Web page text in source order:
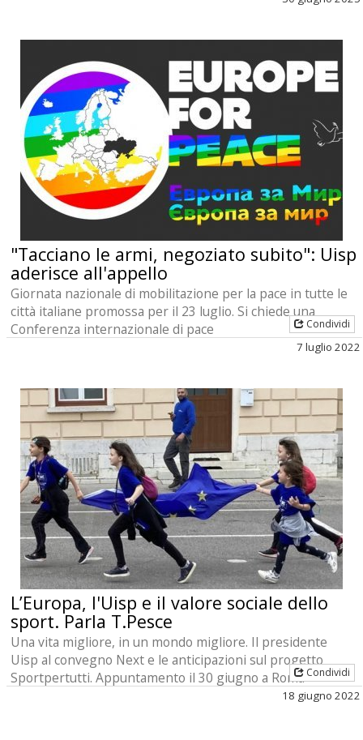
"Tacciano le armi, negoziato subito": Uisp
aderisce all'appello
Giornata nazionale di mobilitazione per la pace in tutte le
città italiane promossa per il 23 luglio. Si chiede una
Conferenza internazionale di pace
Condividi
7 luglio 2022
L’Europa, l'Uisp e il valore sociale dello
sport. Parla T.Pesce
Una vita migliore, in un mondo migliore. Il presidente
Uisp al convegno Next e le anticipazioni sul progetto
Sportpertutti. Appuntamento il 30 giugno a RomaCondividi
18 giugno 2022